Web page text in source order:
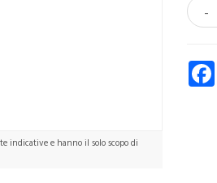
indicative e hanno il solo scopo di
-